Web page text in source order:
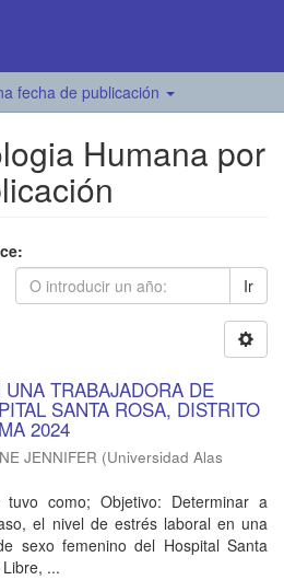
fecha de publicación
Humana por
Ir
TRABAJADORA DE
SANTA ROSA, DISTRITO
2024
JENNIFER (Universidad Alas
tuvo como; Objetivo: Determinar a
el nivel de estrés laboral en una
sexo femenino del Hospital Santa
...